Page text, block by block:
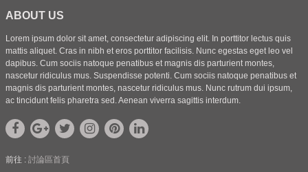
ABOUT US
Lorem ipsum dolor sit amet, consectetur adipiscing elit. In porttitor lectus quis
mattis aliquet. Cras in nibh et eros porttitor facilisis. Nunc egestas eget leo vel
dapibus. Cum sociis natoque penatibus et magnis dis parturient montes,
nascetur ridiculus mus. Suspendisse potenti. Cum sociis natoque penatibus et
magnis dis parturient montes, nascetur ridiculus mus. Nunc rutrum dui ipsum,
ac tincidunt felis pharetra sed. Aenean viverra sagittis interdum.
前往 : 討論區首頁